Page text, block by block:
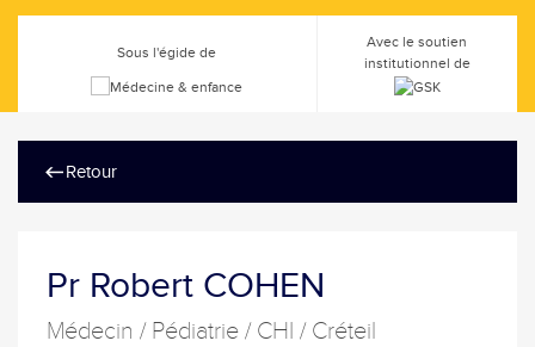
Sous l'égide de
Avec le soutien
institutionnel de
Retour
Pr Robert COHEN
Médecin / Pédiatrie / CHI / Créteil